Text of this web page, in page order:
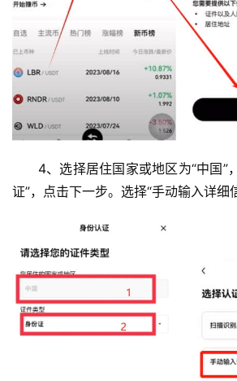
4、选择居住国家或地区为“中国”
证”，点击下一步。选择“手动输入详细